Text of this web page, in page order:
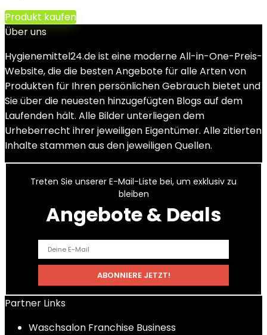
Produkt kaufen
Über uns
Hygienemittel24.de ist eine moderne All-in-One-Preis-
Website, die die besten Angebote für alle Arten von
Produkten für Ihren persönlichen Gebrauch bietet und
Sie über die neuesten hinzugefügten Blogs auf dem
Laufenden hält. Alle Bilder unterliegen dem
Urheberrecht ihrer jeweiligen Eigentümer. Alle zitierten
Inhalte stammen aus den jeweiligen Quellen.
Treten Sie unserer E-Mail-Liste bei, um exklusiv zu
bleiben
Angebote & Deals
Partner Links
Waschsalon Franchise Business